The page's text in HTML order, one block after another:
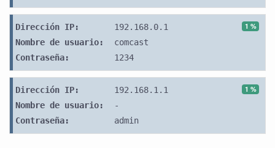
1 %
Dirección IP:
192.168.0.1
Nombre de usuario:
comcast
Contraseña:
1234
1 %
Dirección IP:
192.168.1.1
Nombre de usuario:
-
Contraseña:
admin